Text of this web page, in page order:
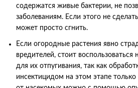
содержатся живые бактерии, не
заболеваниям. Если этого не
может просто сгнить.
Если огородные растения явно
вредителей, стоит
для их отпугивания, так как
инсектицидом на этом этапе только